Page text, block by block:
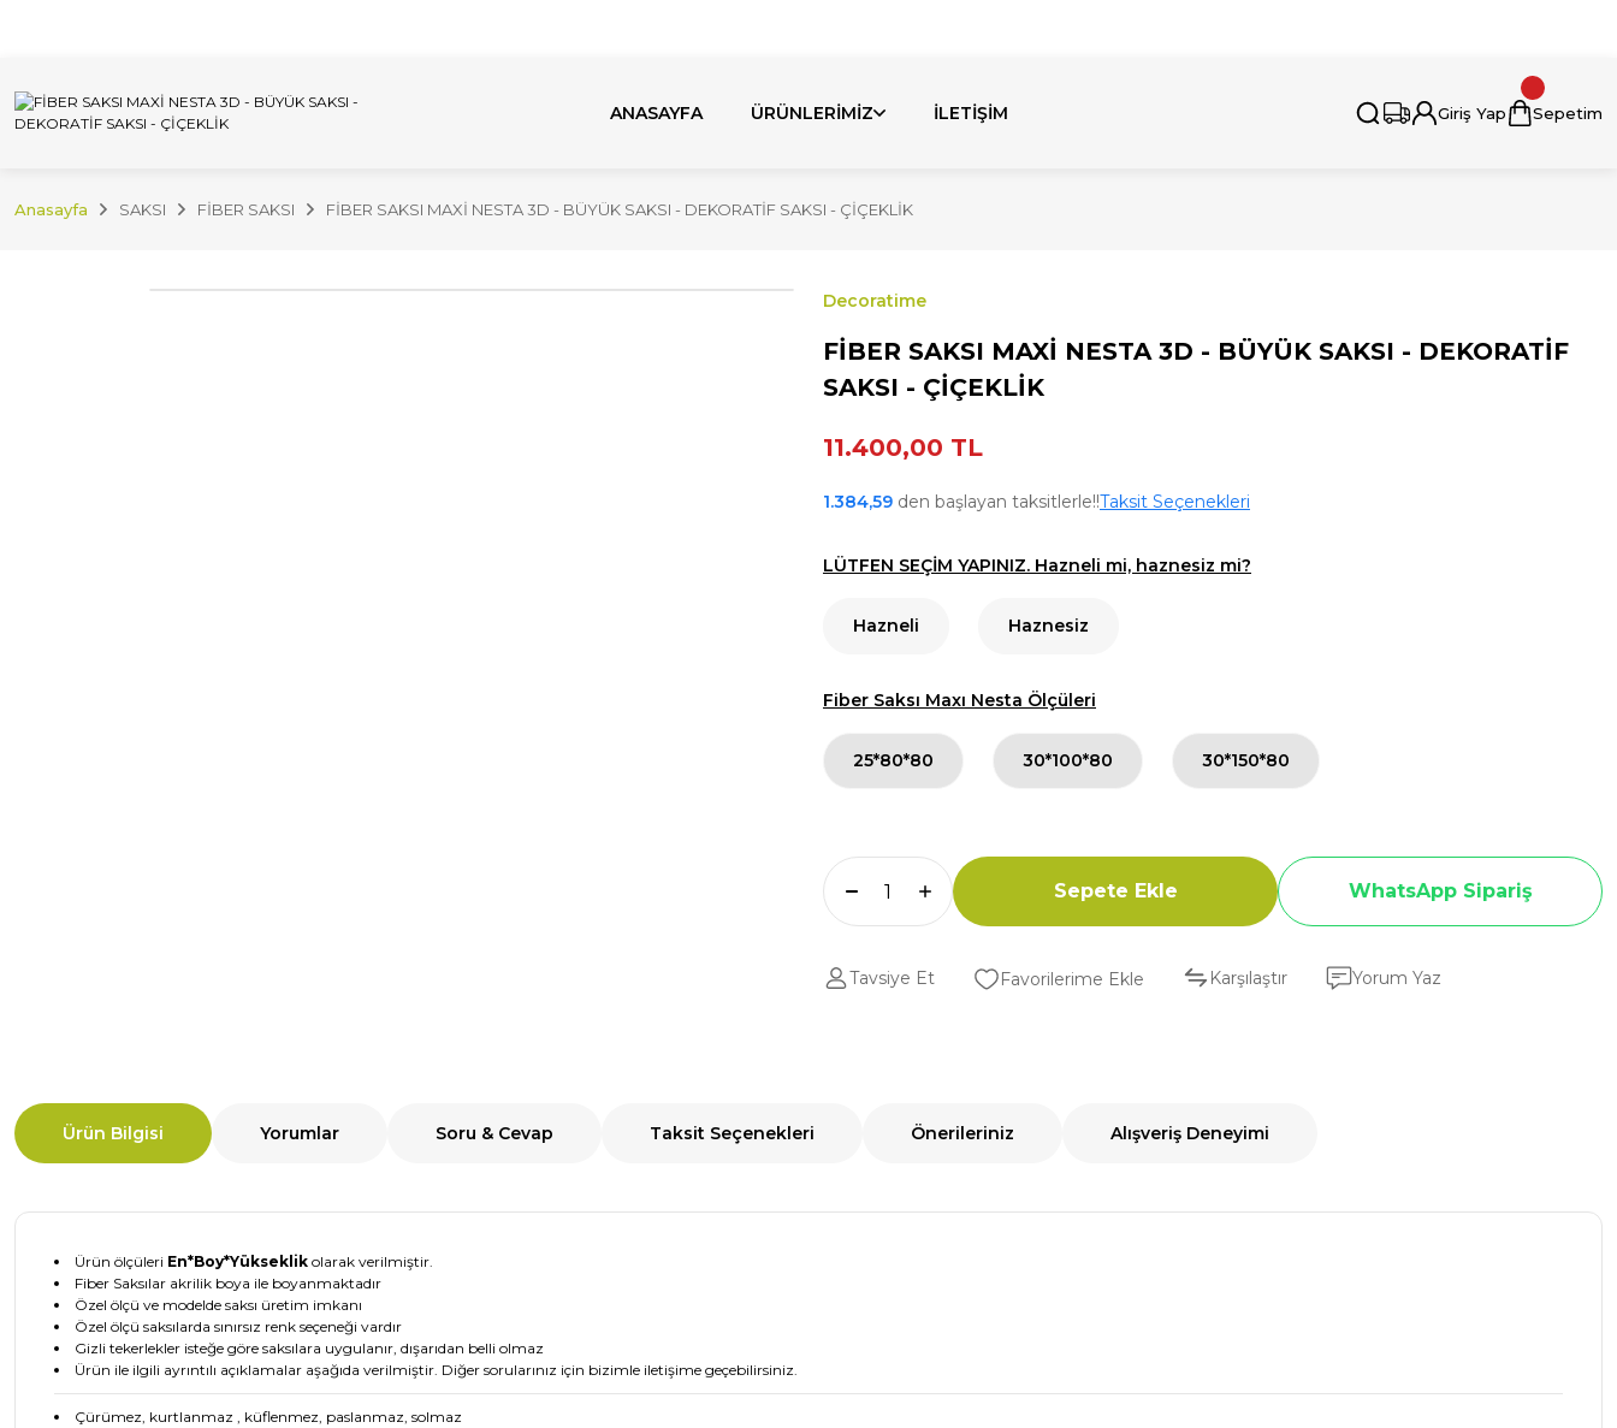
ANASAYFA ÜRÜNLERİMİZ İLETİŞİM Giriş Yap Sepetim
Anasayfa SAKSI FİBER SAKSI FİBER SAKSI MAXİ NESTA 3D - BÜYÜK SAKSI - DEKORATİF SAKSI - ÇİÇEKLİK
Decoratime
FİBER SAKSI MAXİ NESTA 3D - BÜYÜK SAKSI - DEKORATİF
SAKSI - ÇİÇEKLİK
11.400,00 TL
1.384,59 den başlayan taksitlerle!!Taksit Seçenekleri
LÜTFEN SEÇİM YAPINIZ. Hazneli mi, haznesiz mi?
Hazneli Haznesiz
Fiber Saksı Maxı Nesta Ölçüleri
25*80*80 30*100*80 30*150*80
Sepete Ekle WhatsApp Sipariş
Tavsiye Et Karşılaştır Yorum Yaz
Ürün Bilgisi Yorumlar Soru & Cevap Taksit Seçenekleri Önerileriniz Alışveriş Deneyimi
Ürün ölçüleri En*Boy*Yükseklik olarak verilmiştir.
Fiber Saksılar akrilik boya ile boyanmaktadır
Özel ölçü ve modelde saksı üretim imkanı
Özel ölçü saksılarda sınırsız renk seçeneği vardır
Gizli tekerlekler isteğe göre saksılara uygulanır, dışarıdan belli olmaz
Ürün ile ilgili ayrıntılı açıklamalar aşağıda verilmiştir. Diğer sorularınız için bizimle iletişime geçebilirsiniz.
Çürümez, kurtlanmaz , küflenmez, paslanmaz, solmaz